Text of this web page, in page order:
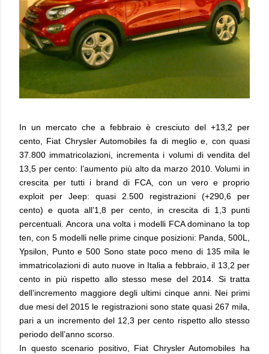
In un mercato che a febbraio è cresciuto del +13,2 per
cento, Fiat Chrysler Automobiles fa di meglio e, con quasi
37.800 immatricolazioni, incrementa i volumi di vendita del
13,5 per cento: l’aumento più alto da marzo 2010. Volumi in
crescita per tutti i brand di FCA, con un vero e proprio
exploit per Jeep: quasi 2.500 registrazioni (+290,6 per
cento) e quota all’1,8 per cento, in crescita di 1,3 punti
percentuali. Ancora una volta i modelli FCA dominano la top
ten, con 5 modelli nelle prime cinque posizioni: Panda, 500L,
Ypsilon, Punto e 500 Sono state poco meno di 135 mila le
immatricolazioni di auto nuove in Italia a febbraio, il 13,2 per
cento in più rispetto allo stesso mese del 2014. Si tratta
dell’incremento maggiore degli ultimi cinque anni. Nei primi
due mesi del 2015 le registrazioni sono state quasi 267 mila,
pari a un incremento del 12,3 per cento rispetto allo stesso
periodo dell’anno scorso.
In questo scenario positivo, Fiat Chrysler Automobiles ha